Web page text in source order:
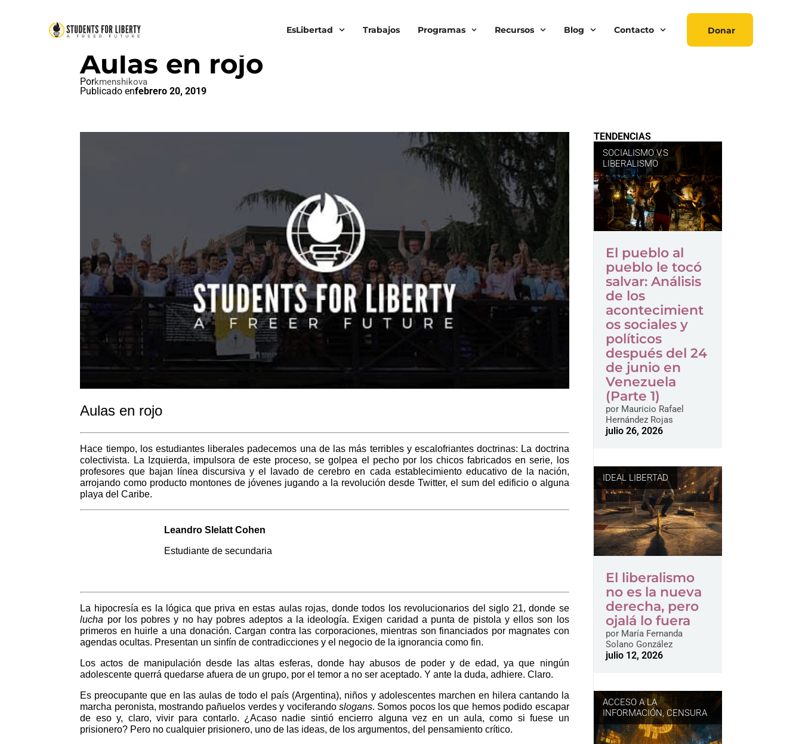
EsLibertad Trabajos Programas Recursos Blog Contacto Donar
Aulas en rojo
Porkmenshikova
Publicado enfebrero 20, 2019
Aulas en rojo
Hace tiempo, los estudiantes liberales padecemos una de las más terribles y escalofriantes doctrinas: La doctrina
colectivista. La Izquierda, impulsora de este proceso, se golpea el pecho por los chicos fabricados en serie, los
profesores que bajan línea discursiva y el lavado de cerebro en cada establecimiento educativo de la nación,
arrojando como producto montones de jóvenes jugando a la revolución desde Twitter, el sum del edificio o alguna
playa del Caribe.
Leandro Slelatt Cohen
Estudiante de secundaria
La hipocresía es la lógica que priva en estas aulas rojas, donde todos los revolucionarios del siglo 21, donde se
lucha por los pobres y no hay pobres adeptos a la ideología. Exigen caridad a punta de pistola y ellos son los
primeros en huirle a una donación. Cargan contra las corporaciones, mientras son financiados por magnates con
agendas ocultas. Presentan un sinfín de contradicciones y el negocio de la ignorancia como fin.
Los actos de manipulación desde las altas esferas, donde hay abusos de poder y de edad, ya que ningún
adolescente querrá quedarse afuera de un grupo, por el temor a no ser aceptado. Y ante la duda, adhiere. Claro.
Es preocupante que en las aulas de todo el país (Argentina), niños y adolescentes marchen en hilera cantando la
marcha peronista, mostrando pañuelos verdes y vociferando slogans. Somos pocos los que hemos podido escapar
de eso y, claro, vivir para contarlo. ¿Acaso nadie sintió encierro alguna vez en un aula, como si fuese un
prisionero? Pero no cualquier prisionero, uno de las ideas, de los argumentos, del pensamiento crítico.
TENDENCIAS
SOCIALISMO V.S
LIBERALISMO
El pueblo al
pueblo le tocó
salvar: Análisis
de los
acontecimient
os sociales y
políticos
después del 24
de junio en
Venezuela
(Parte 1)
porMauricio Rafael
Hernández Rojas
julio 26, 2026
IDEAL LIBERTAD
El liberalismo
no es la nueva
derecha, pero
ojalá lo fuera
porMaría Fernanda
Solano González
julio 12, 2026
ACCESO A LA
INFORMACIÓN, CENSURA